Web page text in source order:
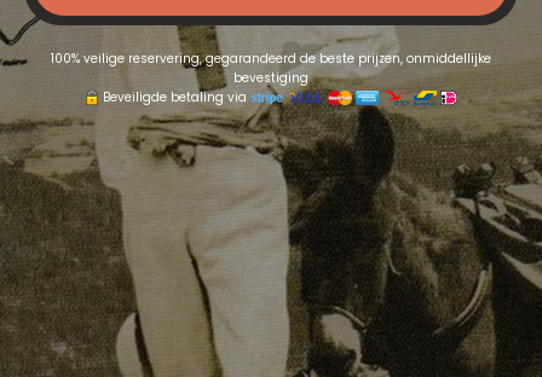
100% veilige reservering, gegarandeerd de beste prijzen, onmiddellijke
bevestiging
Beveiligde betaling via